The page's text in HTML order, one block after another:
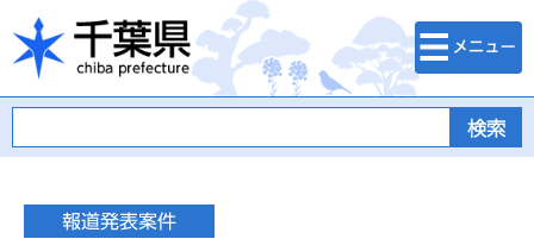
千葉県
検索・メニュ
ー